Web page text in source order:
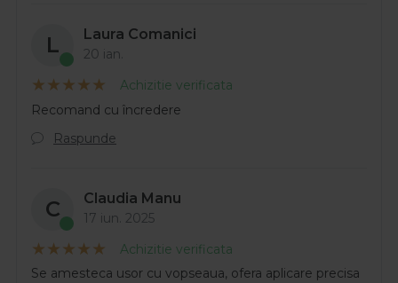
L Laura Comanici
20 ian.
Achizitie verificata
Recomand cu încredere
Raspunde
C Claudia Manu
17 iun. 2025
Achizitie verificata
Se amesteca usor cu vopseaua, ofera aplicare precisa